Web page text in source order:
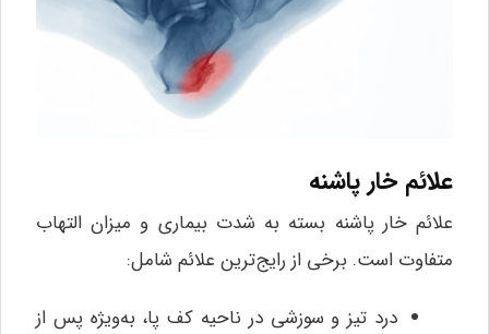
علائم خار پاشنه
علائم خار پاشنه بسته به شدت بیماری و میزان التهاب
متفاوت است. برخی از رایج‌ترین علائم شامل:
درد تیز و سوزشی در ناحیه کف پا، به‌ویژه پس از